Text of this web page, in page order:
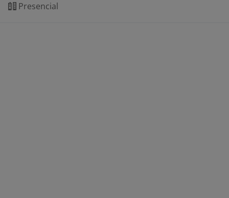
Presencial